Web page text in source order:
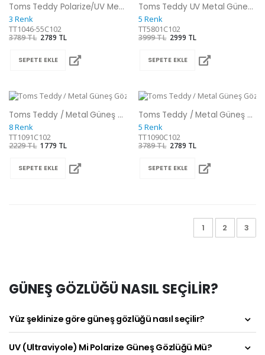
Toms Teddy Polarize/UV Metal Güneş Gözlüğü
3 Renk
TT1046-55C102
3789 TL 2789 TL
SEPETE EKLE
Toms Teddy UV Metal Güneş Gözlüğü
5 Renk
TT5801C102
3999 TL 2999 TL
SEPETE EKLE
Toms Teddy / Metal Güneş Gözlüğü
8 Renk
TT1091C102
2229 TL 1779 TL
SEPETE EKLE
Toms Teddy / Metal Güneş Gözlüğü
5 Renk
TT1090C102
3789 TL 2789 TL
SEPETE EKLE
1 2 3
GÜNEŞ GÖZLÜĞÜ NASIL SEÇİLİR?
Yüz şeklinize göre güneş gözlüğü nasıl seçilir?
UV (Ultraviyole) Mi Polarize Güneş Gözlüğü Mü?